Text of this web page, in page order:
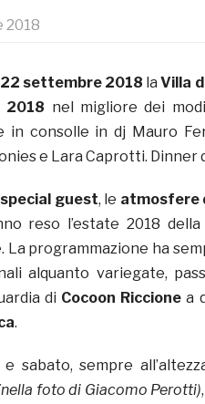
2018
settembre 2018 laVilla
2018 nel migliore dei
in consolle in dj Mauro
e Lara Caprotti. Dinner
special guest, le atmosfere
reso l’estate 2018
La programmazione ha
alquanto variegate,
di Cocoon Riccione a
.
e sabato, sempre
foto di Giacomo Perotti),